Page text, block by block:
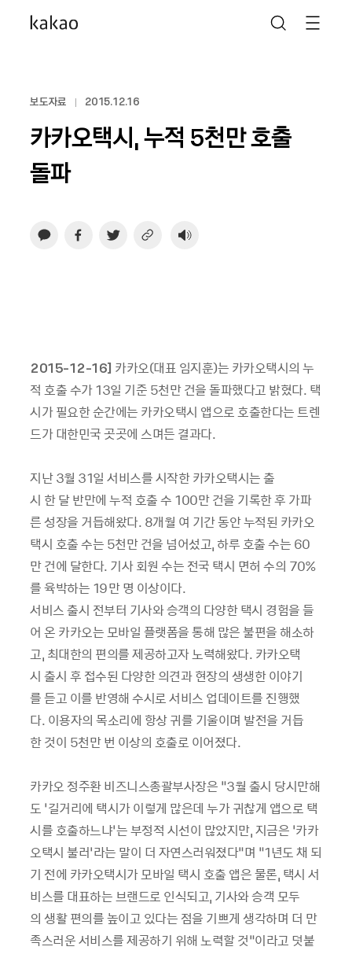
보도자료 2015.12.16
카카오택시, 누적 5천만 호출
돌파
2015-12-16] 카카오(대표 임지훈)는 카카오택시의 누
적 호출 수가13일 기준 5천만 건을 돌파했다고 밝혔다. 택
시가 필요한 순간에는 카카오택시 앱으로 호출한다는 트렌
드가 대한민국 곳곳에 스며든 결과다.
지난3월 31일 서비스를 시작한 카카오택시는 출
시 한 달 반만에 누적 호출 수 100만 건을 기록한 후 가파
른 성장을 거듭해왔다. 8개월 여 기간 동안 누적된 카카오
택시 호출 수는 5천만 건을 넘어섰고, 하루 호출 수는 60
만 건에 달한다. 기사 회원 수는 전국 택시 면허 수의 70%
를 육박하는 19만 명 이상이다.
서비스 출시 전부터 기사와 승객의 다양한 택시 경험을 들
어 온 카카오는 모바일 플랫폼을 통해 많은 불편을 해소하
고, 최대한의 편의를 제공하고자 노력해왔다. 카카오택
시 출시 후 접수된 다양한 의견과 현장의 생생한 이야기
를 듣고 이를 반영해 수시로 서비스 업데이트를 진행했
다. 이용자의 목소리에 항상 귀를 기울이며 발전을 거듭
한 것이 5천만 번 이상의 호출로 이어졌다.
카카오 정주환 비즈니스총괄부사장은 “3월 출시 당시만해
도 ‘길거리에 택시가 이렇게 많은데 누가 귀찮게 앱으로 택
시를 호출하느냐’는 부정적 시선이 많았지만,지금은 ‘카카
오택시 불러’라는 말이 더 자연스러워졌다”며 “1년도 채 되
기 전에 카카오택시가 모바일 택시 호출 앱은 물론, 택시 서
비스를 대표하는 브랜드로 인식되고, 기사와 승객 모두
의 생활 편의를 높이고 있다는 점을 기쁘게 생각하며 더 만
족스러운 서비스를 제공하기 위해 노력할 것”이라고 덧붙